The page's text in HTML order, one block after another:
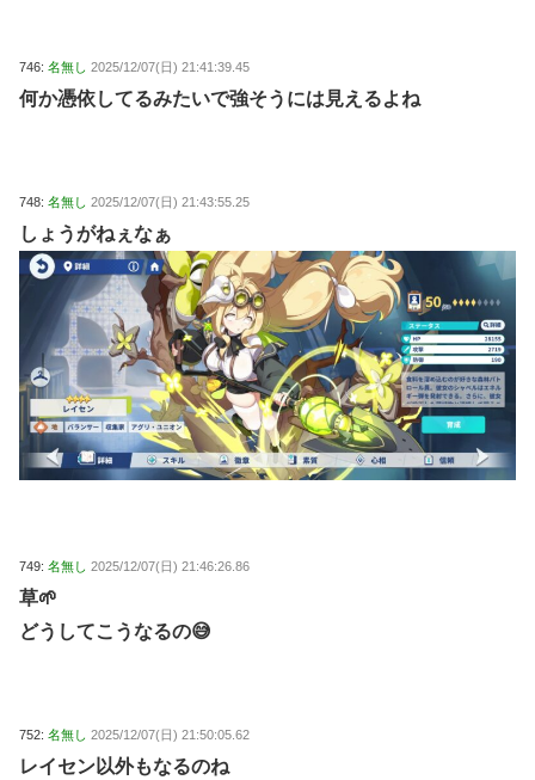
746: 名無し 2025/12/07(日) 21:41:39.45
何か憑依してるみたいで強そうには見えるよね
748: 名無し 2025/12/07(日) 21:43:55.25
しょうがねぇなぁ
749: 名無し 2025/12/07(日) 21:46:26.86
草🌱
どうしてこうなるの😅
752: 名無し 2025/12/07(日) 21:50:05.62
レイセン以外もなるのね